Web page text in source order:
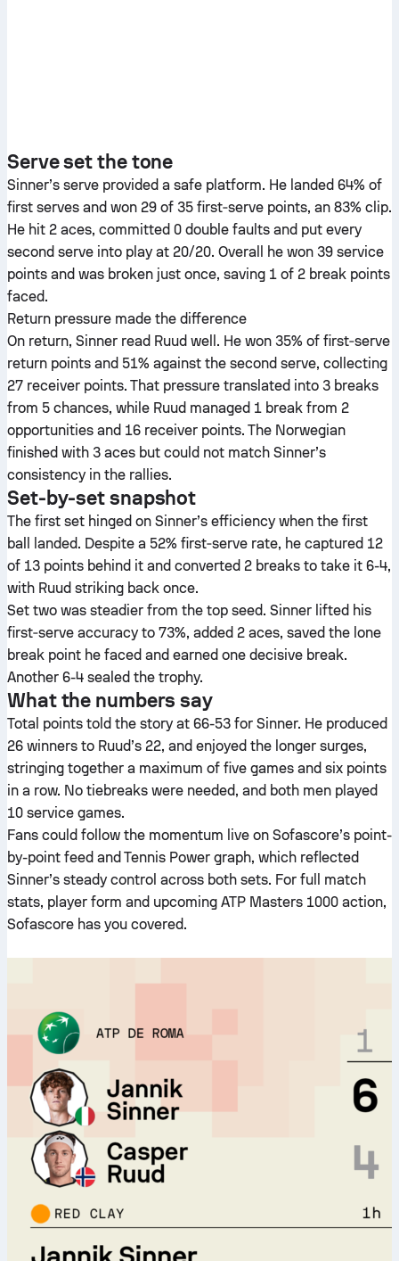
Serve set the tone
Sinner’s serve provided a safe platform. He landed 64% of
first serves and won 29 of 35 first‑serve points, an 83% clip.
He hit 2 aces, committed 0 double faults and put every
second serve into play at 20/20. Overall he won 39 service
points and was broken just once, saving 1 of 2 break points
faced.
Return pressure made the difference
On return, Sinner read Ruud well. He won 35% of first‑serve
return points and 51% against the second serve, collecting
27 receiver points. That pressure translated into 3 breaks
from 5 chances, while Ruud managed 1 break from 2
opportunities and 16 receiver points. The Norwegian
finished with 3 aces but could not match Sinner’s
consistency in the rallies.
Set-by-set snapshot
The first set hinged on Sinner’s efficiency when the first
ball landed. Despite a 52% first‑serve rate, he captured 12
of 13 points behind it and converted 2 breaks to take it 6-4,
with Ruud striking back once.
Set two was steadier from the top seed. Sinner lifted his
first‑serve accuracy to 73%, added 2 aces, saved the lone
break point he faced and earned one decisive break.
Another 6-4 sealed the trophy.
What the numbers say
Total points told the story at 66-53 for Sinner. He produced
26 winners to Ruud’s 22, and enjoyed the longer surges,
stringing together a maximum of five games and six points
in a row. No tiebreaks were needed, and both men played
10 service games.
Fans could follow the momentum live on Sofascore’s point-
by-point feed and Tennis Power graph, which reflected
Sinner’s steady control across both sets. For full match
stats, player form and upcoming ATP Masters 1000 action,
Sofascore has you covered.